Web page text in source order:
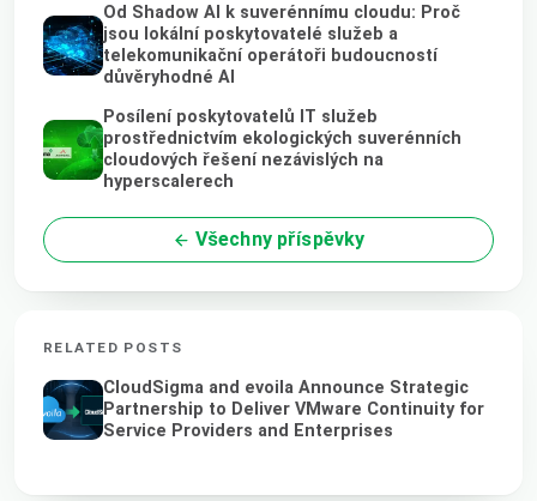
Od Shadow AI k suverénnímu cloudu: Proč
jsou lokální poskytovatelé služeb a
telekomunikační operátoři budoucností
důvěryhodné AI
Posílení poskytovatelů IT služeb
prostřednictvím ekologických suverénních
cloudových řešení nezávislých na
hyperscalerech
Všechny příspěvky
RELATED POSTS
CloudSigma and evoila Announce Strategic
Partnership to Deliver VMware Continuity for
Service Providers and Enterprises